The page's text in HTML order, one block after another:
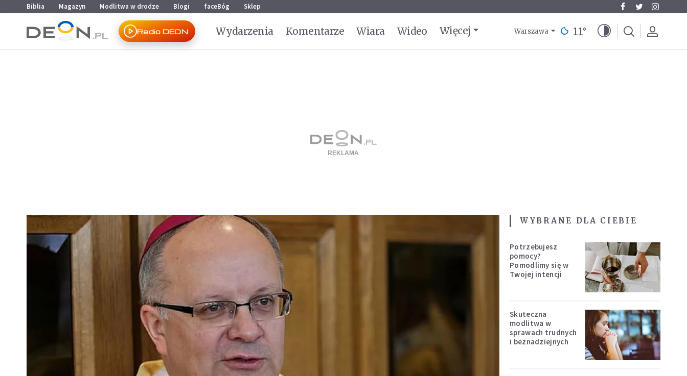
Przejdź do menu głównego
Przejdź do treści
Biblia Magazyn Modlitwa w drodze Blogi faceBóg Sklep
Radio DEON Wydarzenia Komentarze Wiara Wideo Więcej Warszawa 11°
WYBRANE DLA CIEBIE
Potrzebujesz
pomocy?
Pomodlimy się w
Twojej intencji
Skuteczna
modlitwa w
sprawach trudnych
i beznadziejnych